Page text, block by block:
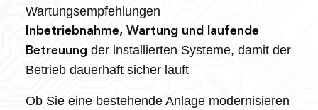
Wartungsempfehlungen
Inbetriebnahme, Wartung und laufende
Betreuungder installierten Systeme, damit der
Betrieb dauerhaft sicher läuft
Ob Sie eine bestehende Anlage modernisieren